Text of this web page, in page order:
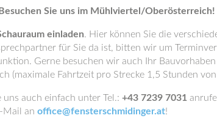
Sie uns im Mühlviertel/Oberösterreich!
einladen. Hier können Sie die
für Sie da ist, bitten wir um
Gerne besuchen wir auch Ihr
(maximale Fahrtzeit pro Strecke 1,5 Stunden
auch einfach unter Tel.: +43 7239 7031
Mail an office@fensterschmidinger.at!